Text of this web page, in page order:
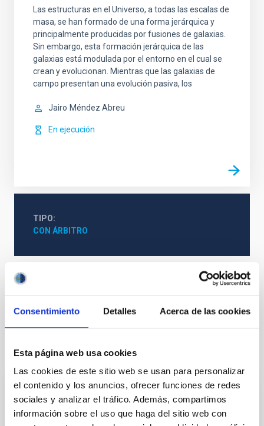
Consentimiento Detalles Acerca de las cookies
Esta página web usa cookies
Las cookies de este sitio web se usan para personalizar
el contenido y los anuncios, ofrecer funciones de redes
sociales y analizar el tráfico. Además, compartimos
información sobre el uso que haga del sitio web con
Las estructuras en el Universo, a todas las escalas de
masa, se han formado de una forma jerárquica y
principalmente producidas por fusiones de galaxias.
Sin embargo, esta formación jerárquica de las
galaxias está modulada por el entorno en el cual se
crean y evolucionan. Mientras que las galaxias de
campo presentan una evolución pasiva, los
Jairo Méndez Abreu
En ejecución
TIPO
CON ÁRBITRO
Formación y Evolución de Galaxias (FYEG)
Te puede interesar
CON ÁRBITRO
Magnetic Field Alignment with Dense